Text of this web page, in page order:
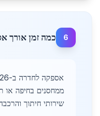
6 כמה זמן אורך
ממחסנים בחיפה או
שירותי חיתוך